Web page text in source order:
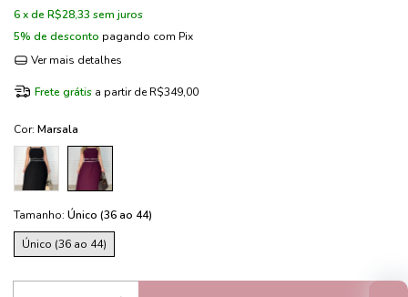
6x de R$28,33 sem juros
5% de desconto pagando com Pix
Ver mais detalhes
Frete grátis a partir deR$349,00
Cor: Marsala
Tamanho: Único (36 ao 44)
Único (36 ao 44)